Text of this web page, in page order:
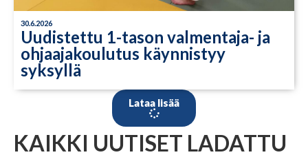
30.6.2026
Uudistettu 1-tason valmentaja- ja
ohjaajakoulutus käynnistyy
syksyllä
Lataa lisää
KAIKKI UUTISET LADATTU